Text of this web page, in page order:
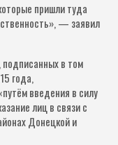
пришли туда
— заявил
подписанных в том
года,
введения в силу
лиц в связи с
Донецкой и